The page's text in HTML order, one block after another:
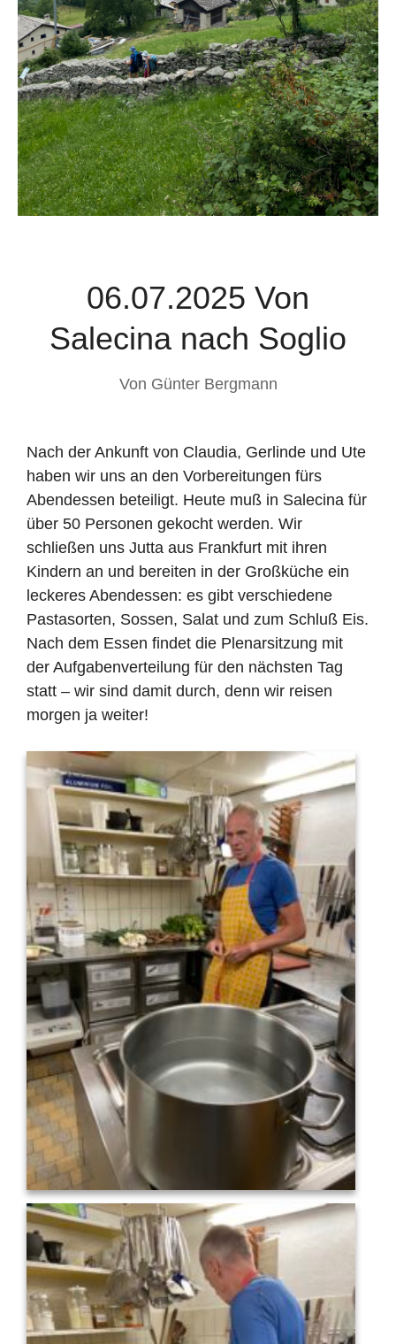
06.07.2025 Von
Salecina nach Soglio
Von Günter Bergmann
Nach der Ankunft von Claudia, Gerlinde und Ute
haben wir uns an den Vorbereitungen fürs
Abendessen beteiligt. Heute muß in Salecina für
über 50 Personen gekocht werden. Wir
schließen uns Jutta aus Frankfurt mit ihren
Kindern an und bereiten in der Großküche ein
leckeres Abendessen: es gibt verschiedene
Pastasorten, Sossen, Salat und zum Schluß Eis.
Nach dem Essen findet die Plenarsitzung mit
der Aufgabenverteilung für den nächsten Tag
statt – wir sind damit durch, denn wir reisen
morgen ja weiter!